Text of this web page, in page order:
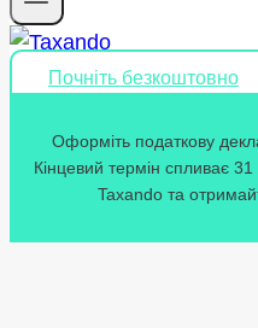
Почніть безкоштовно
Оформіть податкову
Кінцевий термін спливає
Taxando та